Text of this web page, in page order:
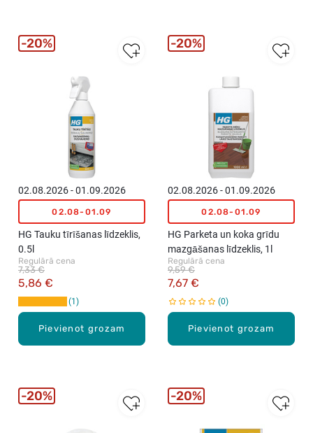
Pievienot grozam
02.08.2026 - 01.09.2026
02.08-01.09
HG Tauku tīrīšanas līdzeklis,
0.5l
Regulārā cena
5,86 €
7,33 €
1
20%
Pievienot grozam
02.08.2026 - 01.09.2026
02.08-01.09
HG Parketa un koka grīdu
mazgāšanas līdzeklis, 1l
Regulārā cena
7,67 €
9,59 €
0
20%
20% 20%